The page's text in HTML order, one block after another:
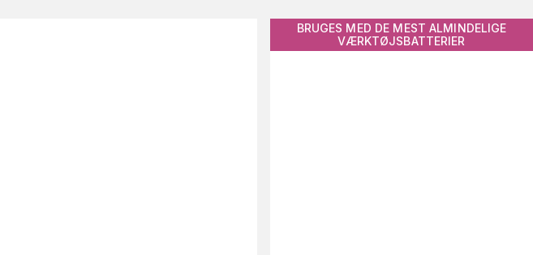
BRUGES MED DE MEST ALMINDELIGE
VÆRKTØJSBATTERIER